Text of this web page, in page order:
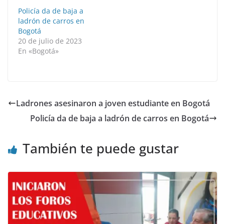
Policía da de baja a
ladrón de carros en
Bogotá
20 de julio de 2023
En «Bogotá»
Ladrones asesinaron a joven estudiante en Bogotá
Policía da de baja a ladrón de carros en Bogotá
También te puede gustar